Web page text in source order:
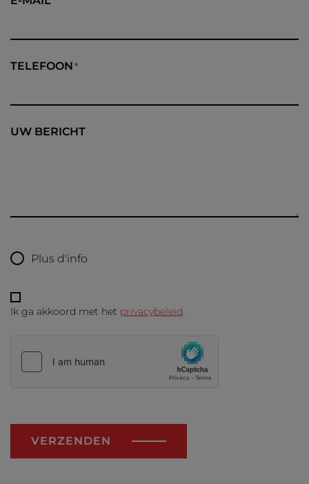
TELEFOON
UW BERICHT
Plus d'info
Ik ga akkoord met het privacybeleid.
VERZENDEN